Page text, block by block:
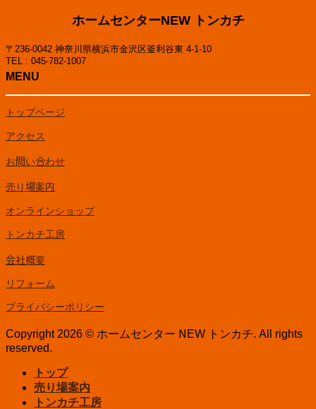
ホームセンターNEW トンカチ
〒236-0042 神奈川県横浜市金沢区釜利谷東 4-1-10
TEL : 045-782-1007
MENU
トップページ
アクセス
お問い合わせ
売り場案内
オンラインショップ
トンカチ工房
会社概要
リフォーム
プライバシーポリシー
Copyright 2026 © ホームセンター NEW トンカチ. All rights
reserved.
トップ
売り場案内
トンカチ工房